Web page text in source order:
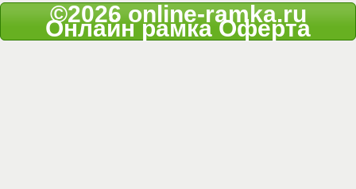
©2026 online-ramka.ru
Онлайн рамкаОферта